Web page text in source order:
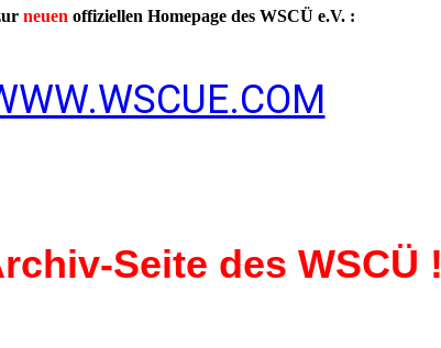
neuen offiziellen Homepage des WSCÜ e.V. :
Seite des WSCÜ !